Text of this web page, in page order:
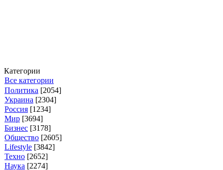
Категории
Все категории
Политика [2054]
Украина [2304]
Россия [1234]
Мир [3694]
Бизнес [3178]
Общество [2605]
Lifestyle [3842]
Техно [2652]
Наука [2274]